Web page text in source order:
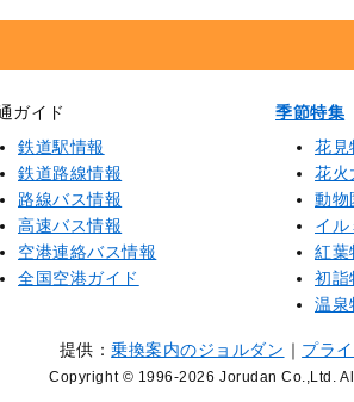
ガイド
鉄道駅情報
鉄道路線情報
路線バス情報
高速バス情報
空港連絡バス情報
全国空港ガイド
季節特集
花見
花火
動物
イル
紅葉
初詣
温泉
提供：乗換案内のジョルダン ｜ プラ
Copyright © 1996-2026 Jorudan Co.,Ltd.